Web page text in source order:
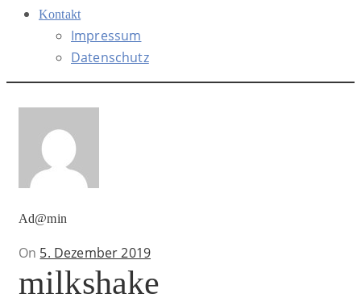
Kontakt
Impressum
Datenschutz
Ad@min
On Posted
on
5. Dezember 2019
milkshake